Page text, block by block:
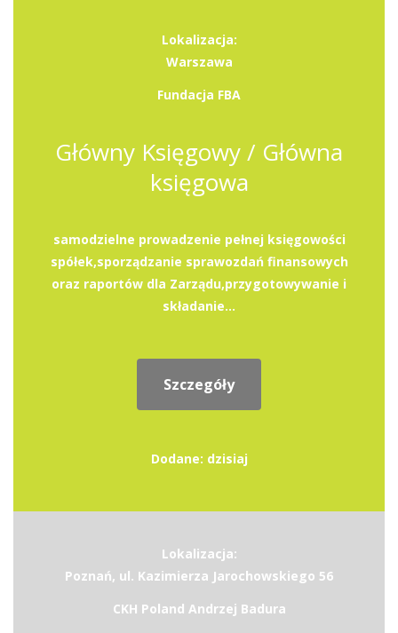
Lokalizacja:
Warszawa
Fundacja FBA
Główny Księgowy / Główna
księgowa
samodzielne prowadzenie pełnej księgowości
spółek,sporządzanie sprawozdań finansowych
oraz raportów dla Zarządu,przygotowywanie i
składanie...
Szczegóły
Dodane: dzisiaj
Lokalizacja:
Poznań, ul. Kazimierza Jarochowskiego 56
CKH Poland Andrzej Badura